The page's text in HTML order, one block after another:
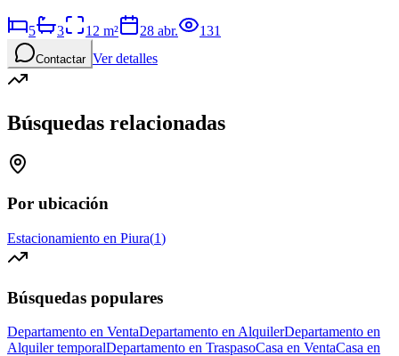
5 3 12 m² 28 abr. 131
Contactar Ver detalles
Búsquedas relacionadas
Por ubicación
Estacionamiento en Piura(1)
Búsquedas populares
Departamento en VentaDepartamento en AlquilerDepartamento en
Alquiler temporalDepartamento en TraspasoCasa en VentaCasa en